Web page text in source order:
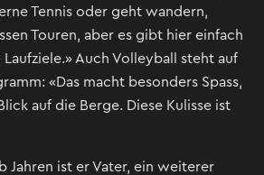
Tennis oder geht wandern,
Touren, aber es gibt hier einfach
Auch Volleyball steht auf
«Das macht besonders Spass,
auf die Berge. Diese Kulisse ist
Jahren ist er Vater, ein weiterer